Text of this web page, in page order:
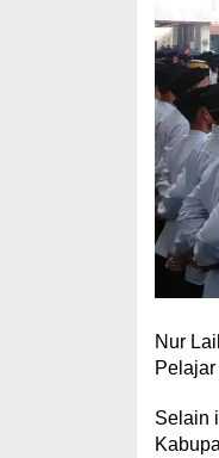
Nur
Selain